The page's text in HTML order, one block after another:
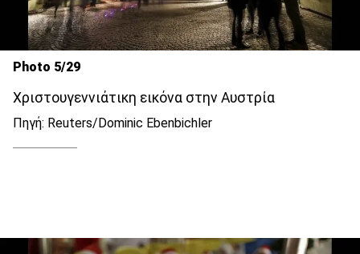
Photo 5/29
Χριστουγεννιάτικη εικόνα στην Αυστρία
Πηγή: Reuters/Dominic Ebenbichler